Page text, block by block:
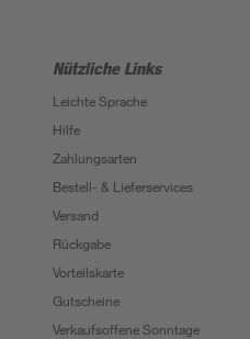
Nützliche Links
Leichte Sprache
Hilfe
Zahlungsarten
Bestell- & Lieferservices
Versand
Rückgabe
Vorteilskarte
Gutscheine
Verkaufsoffene Sonntage